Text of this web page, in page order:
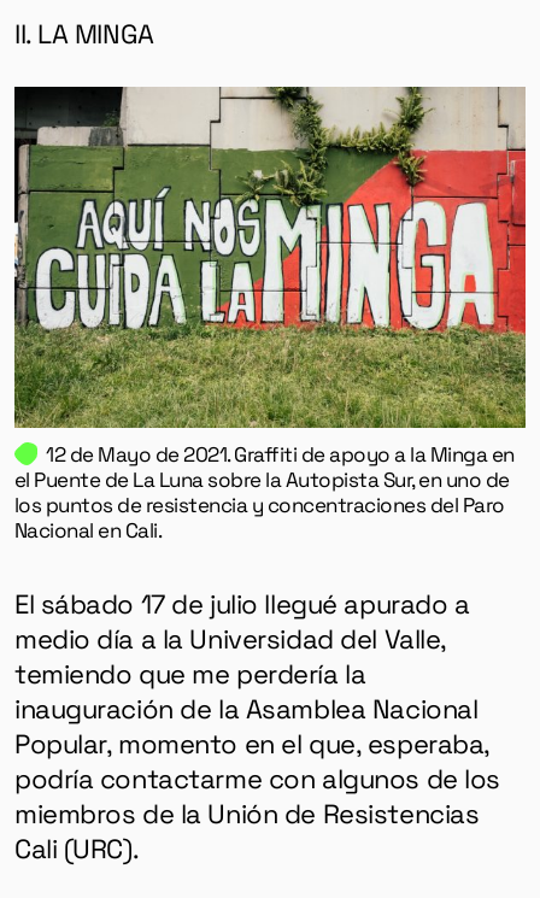
II. LA MINGA
12 de Mayo de 2021. Graffiti de apoyo a la Minga en
el Puente de La Luna sobre la Autopista Sur, en uno de
los puntos de resistencia y concentraciones del Paro
Nacional en Cali.
El sábado 17 de julio llegué apurado a
medio día a la Universidad del Valle,
temiendo que me perdería la
inauguración de la Asamblea Nacional
Popular, momento en el que, esperaba,
podría contactarme con algunos de los
miembros de la Unión de Resistencias
Cali (URC).